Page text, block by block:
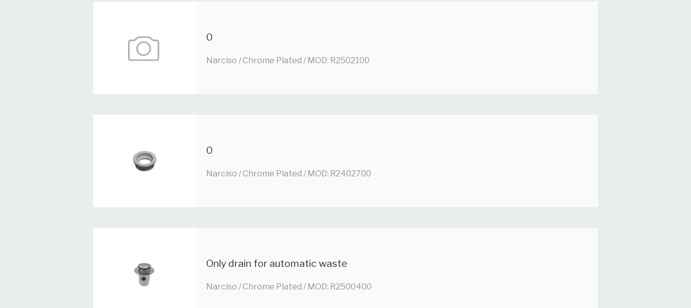
0
Narciso / Chrome Plated / MOD: R2502100
0
Narciso / Chrome Plated / MOD: R2402700
Only drain for automatic waste
Narciso / Chrome Plated / MOD: R2500400